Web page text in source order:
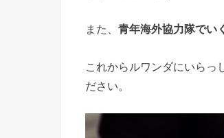
また、 青年海外協力隊でい
これからルワンダにいらっ
ださい。